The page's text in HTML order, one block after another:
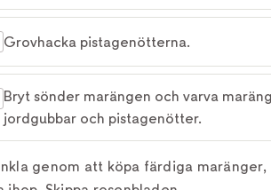
Grovhacka pistagenötterna.
Bryt sönder marängen och varva
jordgubbar och pistagenötter.
genom att köpa färdiga